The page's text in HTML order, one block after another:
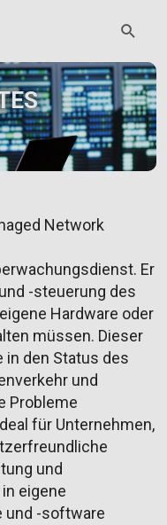
Network
Er
-steuerung des
Hardware oder
müssen. Dieser
den Status des
und
Probleme
für Unternehmen,
und
eigene
und -software